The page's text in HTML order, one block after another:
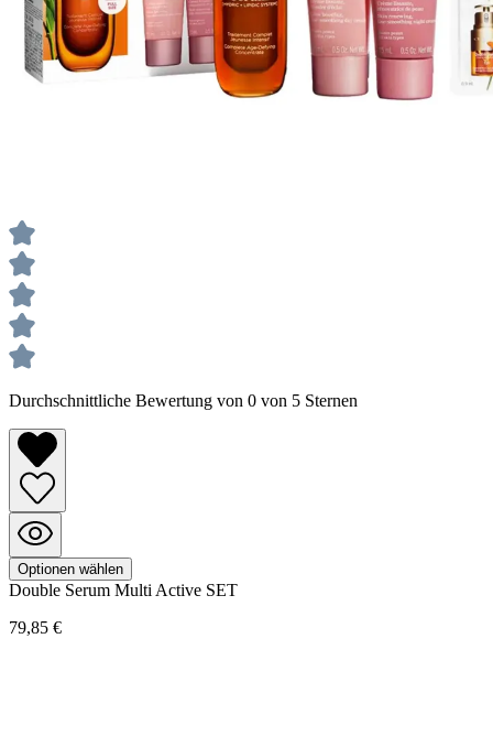
Durchschnittliche Bewertung von 0 von 5 Sternen
Optionen wählen
Double Serum Multi Active SET
79,85 €